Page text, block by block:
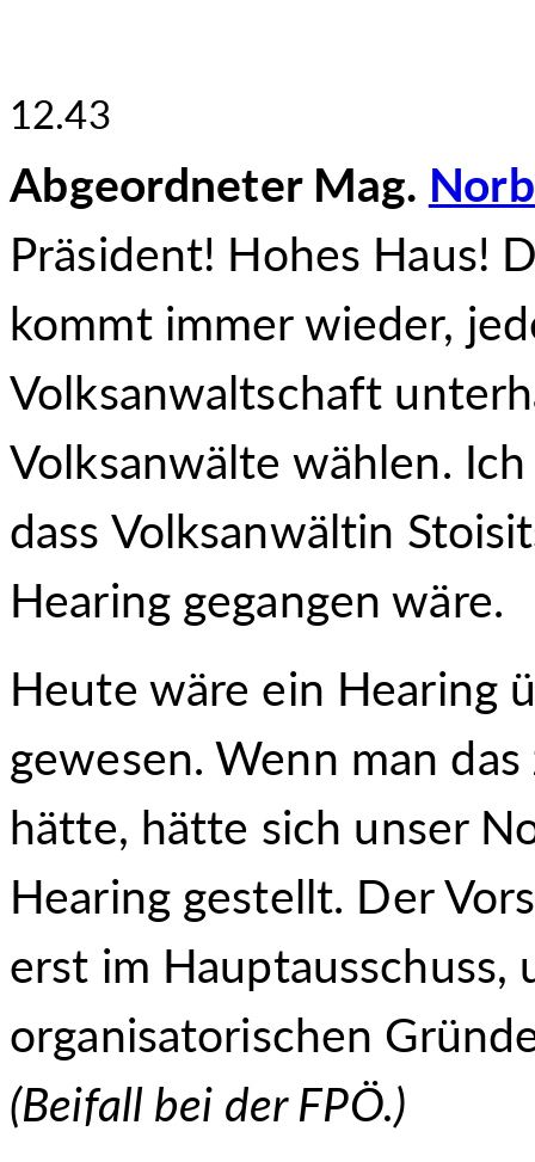
12.43
Abgeordneter Mag.
Präsident! Hohes Haus!
kommt immer wieder,
Volksanwaltschaft
Volksanwälte wählen.
dass Volksanwältin
Hearing gegangen wäre.
Heute wäre ein Hearing
gewesen. Wenn man
hätte, hätte sich unser
Hearing gestellt. Der
erst im Hauptausschuss,
organisatorischen
(Beifall bei der FPÖ.)